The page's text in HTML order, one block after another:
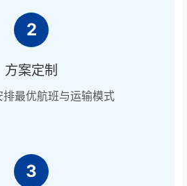
2
方案定制
排最优航班与运输模式
3